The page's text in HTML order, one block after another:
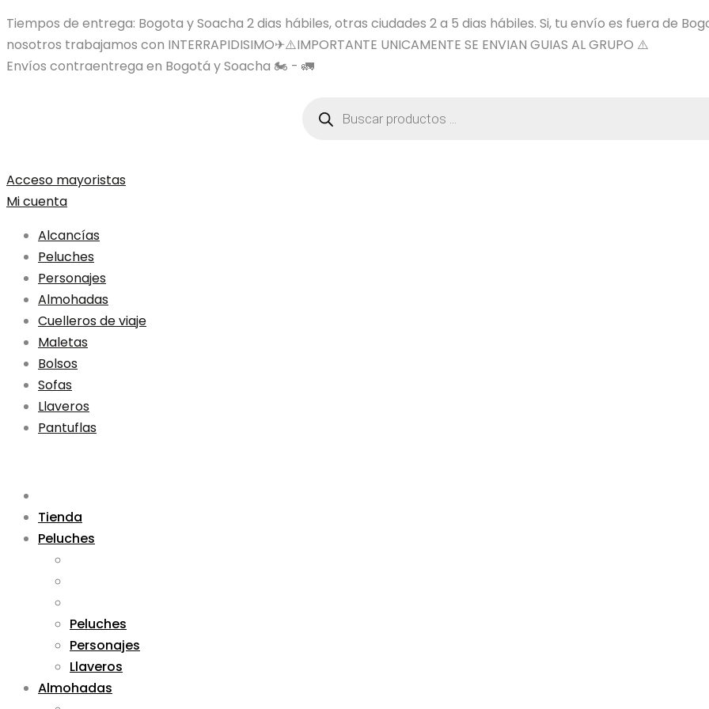
Tiempos de entrega: Bogota y Soacha 2 dias hábiles, otras ciudades 2 a 5 dias hábiles. Si, tu envío es fuera de
nosotros trabajamos con INTERRAPIDISIMO✈⚠️IMPORTANTE UNICAMENTE SE ENVIAN GUIAS AL GRUPO ⚠️
Envíos contraentrega en Bogotá y Soacha 🏍️ - 🚛
productos
Acceso mayoristas
Mi cuenta
Alcancías
Peluches
Personajes
Almohadas
Cuelleros de viaje
Maletas
Bolsos
Sofas
Llaveros
Pantuflas
Tienda
Peluches
Peluches
Personajes
Llaveros
Almohadas